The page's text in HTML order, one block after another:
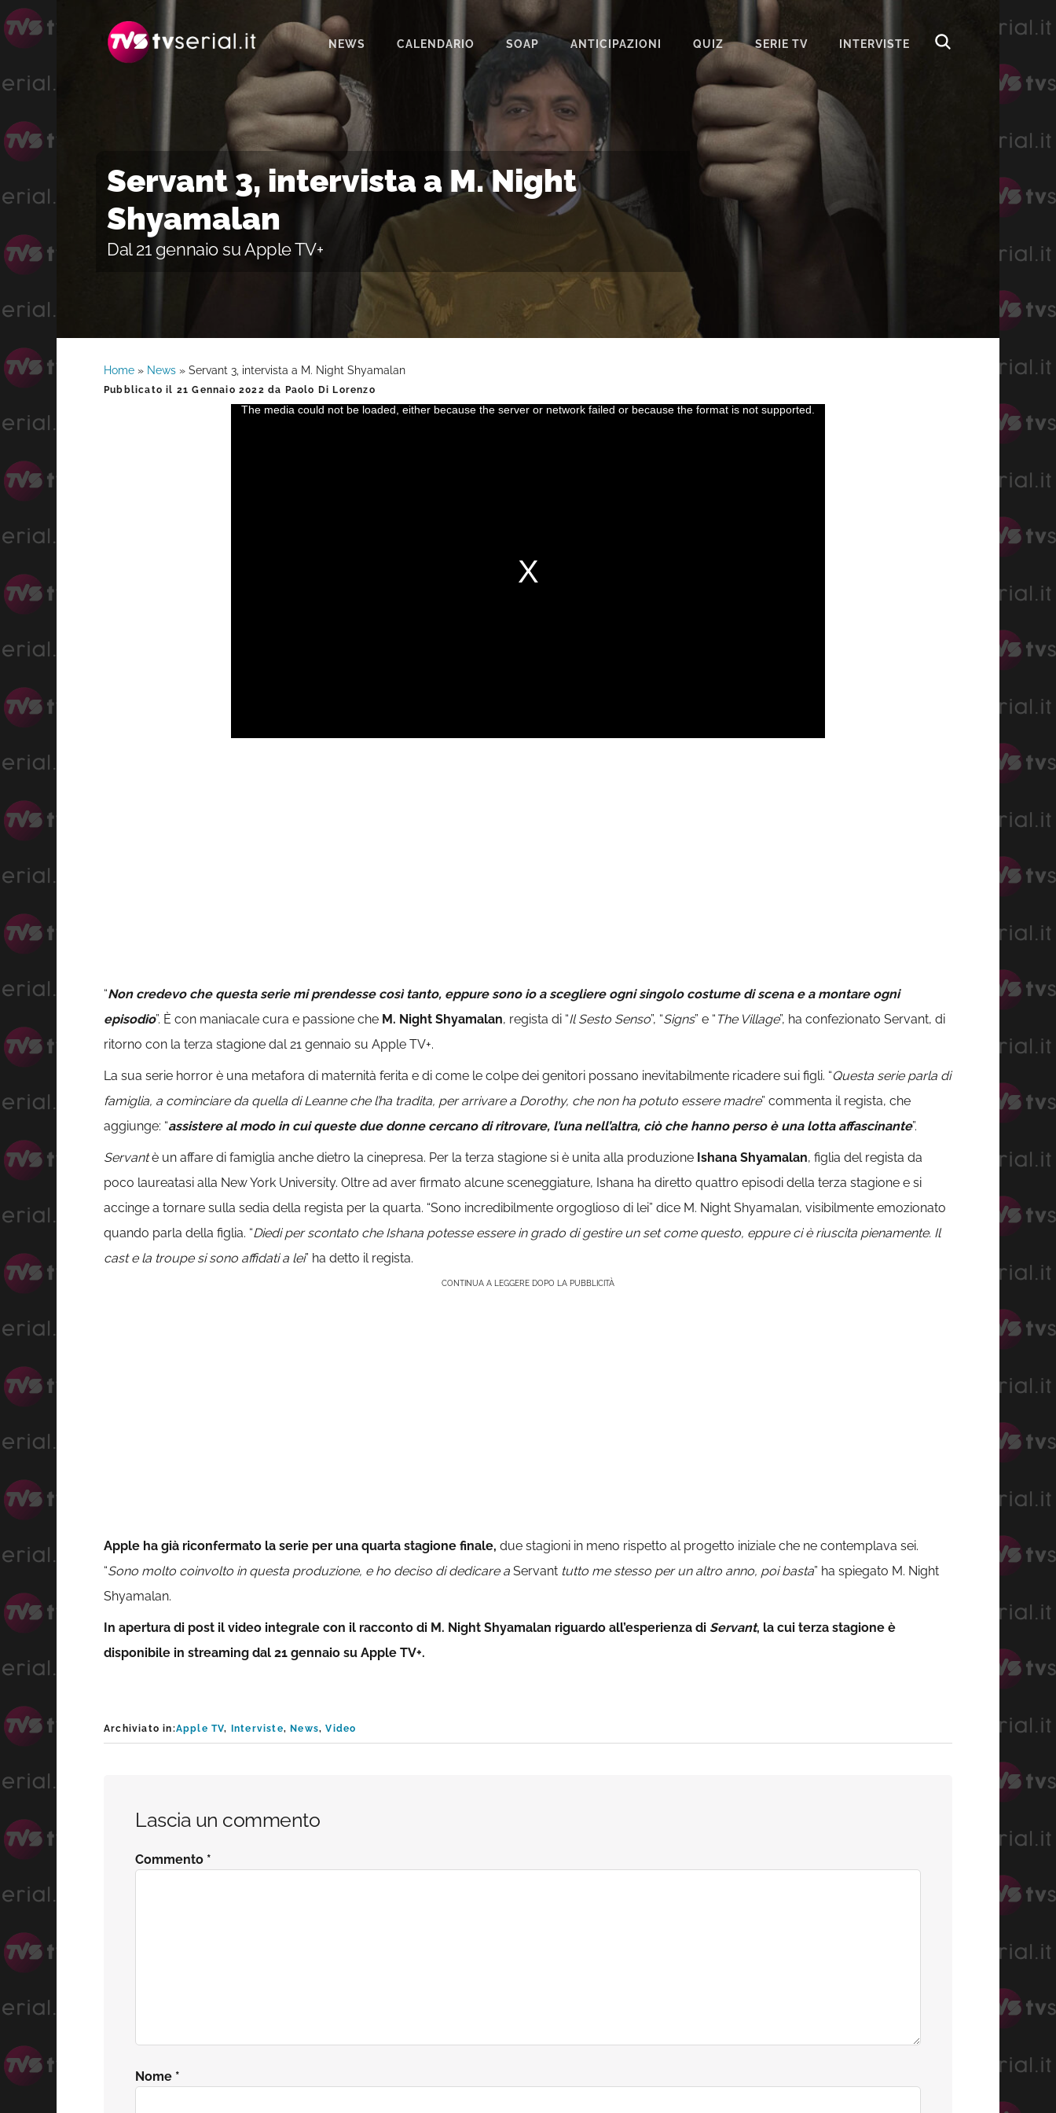
navigazione
contenuto
NEWS CALENDARIO SOAP
BEAUTIFUL
IL PARADISO DELLE SIGNORE
LA PROMESSA
SEGRETI DI FAMIGLIA
TEMPESTA D’AMORE
ANTICIPAZIONI QUIZ SERIE TV INTERVISTE
Servant 3, intervista a M. Night
Shyamalan
Dal 21 gennaio su Apple TV+
Home » News » Servant 3, intervista a M. Night Shyamalan
Pubblicato il 21 Gennaio 2022 da Paolo Di Lorenzo
The media could not be loaded, either because the server or network failed or because the format is not supported.
“Non credevo che questa serie mi prendesse così tanto, eppure sono io a scegliere ogni singolo costume di scena e a montare ogni
episodio”. È con maniacale cura e passione che M. Night Shyamalan, regista di “Il Sesto Senso”, “Signs” e “ The Village”, ha confezionato Servant, di
ritorno con la terza stagione dal 21 gennaio su Apple TV+.
La sua serie horror è una metafora di maternità ferita e di come le colpe dei genitori possano inevitabilmente ricadere sui figli. “Questa serie parla di
famiglia, a cominciare da quella di Leanne che l’ha tradita, per arrivare a Dorothy, che non ha potuto essere madre” commenta il regista, che
aggiunge: “assistere al modo in cui queste due donne cercano di ritrovare, l’una nell’altra, ciò che hanno perso è una lotta affascinante”.
Servantè un affare di famiglia anche dietro la cinepresa. Per la terza stagione si è unita alla produzione Ishana Shyamalan, figlia del regista da
poco laureatasi alla New York University. Oltre ad aver firmato alcune sceneggiature, Ishana ha diretto quattro episodi della terza stagione e si
accinge a tornare sulla sedia della regista per la quarta. “Sono incredibilmente orgoglioso di lei” dice M. Night Shyamalan, visibilmente emozionato
quando parla della figlia. “Diedi per scontato che Ishana potesse essere in grado di gestire un set come questo, eppure ci è riuscita pienamente. Il
cast e la troupe si sono affidati a lei” ha detto il regista.
CONTINUA A LEGGERE DOPO LA PUBBLICITÀ
Apple ha già riconfermato la serie per una quarta stagione finale, due stagioni in meno rispetto al progetto iniziale che ne contemplava sei.
“Sono molto coinvolto in questa produzione, e ho deciso di dedicare a Servant tutto me stesso per un altro anno, poi basta” ha spiegato M. Night
Shyamalan.
In apertura di post il video integrale con il racconto di M. Night Shyamalan riguardo all’esperienza di Servant, la cui terza stagione è
disponibile in streaming dal 21 gennaio su Apple TV+.
Archiviato in:Apple TV, Interviste, News,Video
Lascia un commento
Commento *
Nome *
Barra